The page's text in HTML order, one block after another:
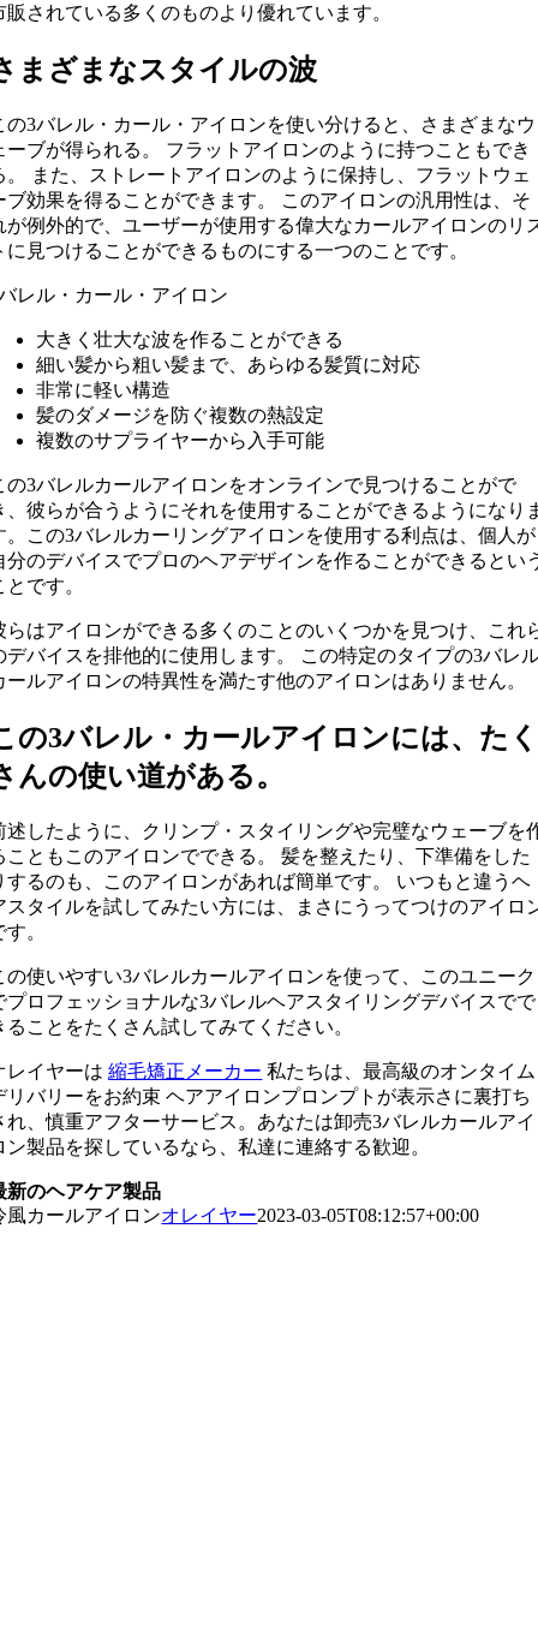
販されている多くのものより優れています。
まざまなスタイルの波
の3バレル・カール・アイロンを使い分けると、さまざまなウ
ーブが得られる。 フラットアイロンのように持つこともでき
。 また、ストレートアイロンのように保持し、フラットウェ
ブ効果を得ることができます。 このアイロンの汎用性は、そ
が例外的で、ユーザーが使用する偉大なカールアイロンのリ
に見つけることができるものにする一つのことです。
レル・カール・アイロン
大きく壮大な波を作ることができる
細い髪から粗い髪まで、あらゆる髪質に対応
非常に軽い構造
髪のダメージを防ぐ複数の熱設定
複数のサプライヤーから入手可能
の3バレルカールアイロンをオンラインで見つけることがで
、彼らが合うようにそれを使用することができるようになり
。この3バレルカーリングアイロンを使用する利点は、個人が
分のデバイスでプロのヘアデザインを作ることができるとい
とです。
らはアイロンができる多くのことのいくつかを見つけ、これ
デバイスを排他的に使用します。 この特定のタイプの3バレ
ールアイロンの特異性を満たす他のアイロンはありません。
の3バレル・カールアイロンには、た
んの使い道がある。
述したように、クリンプ・スタイリングや完璧なウェーブを
こともこのアイロンでできる。 髪を整えたり、下準備をした
するのも、このアイロンがあれば簡単です。 いつもと違うヘ
スタイルを試してみたい方には、まさにうってつけのアイロ
す。
の使いやすい3バレルカールアイロンを使って、このユニーク
プロフェッショナルな3バレルヘアスタイリングデバイスでで
ることをたくさん試してみてください。
レイヤーは縮毛矯正メーカー 私たちは、最高級のオンタイム
リバリーをお約束 ヘアアイロンプロンプトが表示さに裏打ち
れ、慎重アフターサービス。あなたは卸売3バレルカールアイ
ン製品を探しているなら、私達に連絡する歓迎。
新のヘアケア製品
風カールアイロンオレイヤー2023-03-05T08:12:57+00:00